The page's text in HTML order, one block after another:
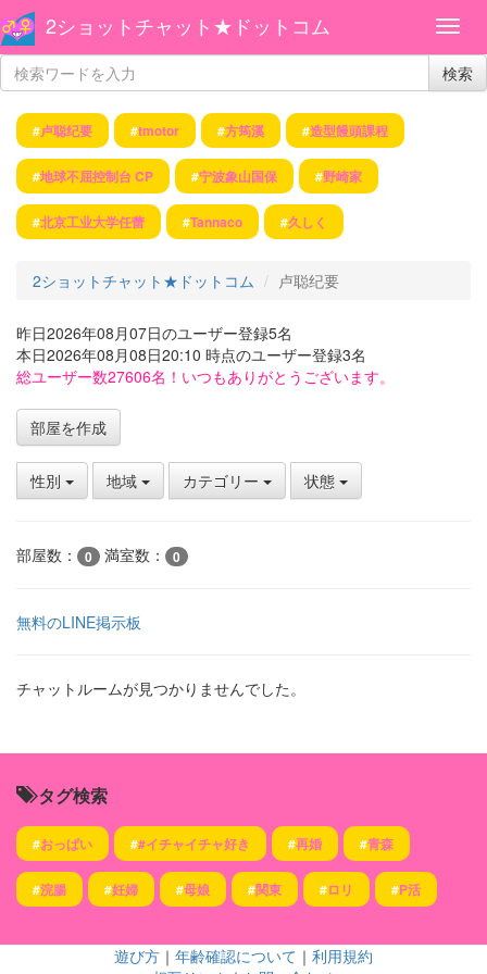
2ショットチャット★ドットコム
検索
#卢聪纪要 #tmotor #方筠溪 #造型饅頭課程
#地球不屈控制台 CP #宁波象山国保 #野崎家
#北京工业大学任蕾 #Tannaco #久しく
2ショットチャット★ドットコム 卢聪纪要
昨日2026年08月07日のユーザー登録5名
本日2026年08月08日20:10 時点のユーザー登録3名
総ユーザー数27606名！いつもありがとうございます。
部屋を作成
性別 地域 カテゴリー 状態
部屋数： 0 満室数： 0
無料のLINE掲示板
チャットルームが見つかりませんでした。
タグ検索
#おっぱい ##イチャイチャ好き #再婚 #青森
#浣腸 #妊婦 #母娘 #関東 #ロリ #P活
遊び方 ｜ 年齢確認について ｜ 利用規約